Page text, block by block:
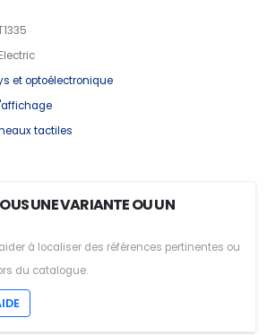
et optoélectronique
tactiles
UNE VARIANTE OU UN
à localiser des références pertinentes ou
du catalogue.